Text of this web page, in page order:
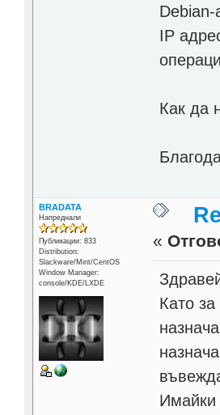
IP
Как да
BRADATA
Напреднали
Публикации: 833
Distribution:
Slackware/Mint/CentOS
Window Manager:
console/KDE/LXDE
«
Като
Имайки